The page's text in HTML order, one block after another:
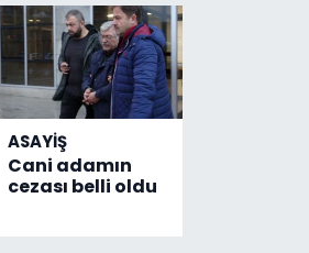
ASAYİŞ
Cani adamın
cezası belli oldu